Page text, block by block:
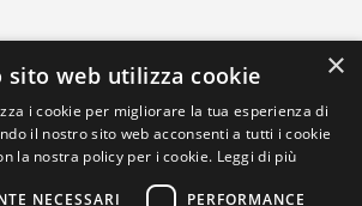
×
sito web utilizza cookie
i cookie per migliorare la tua esperienza di
il nostro sito web acconsenti a tutti i cookie
la nostra policy per i cookie. Leggi di più
NECESSARI PERFORMANCE